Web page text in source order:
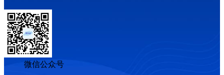
微信公众号